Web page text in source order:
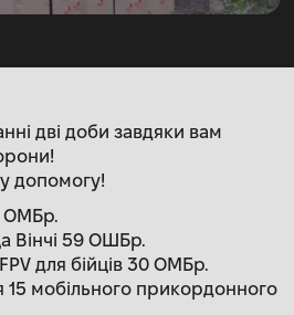
дві доби завдяки вам
допомогу!
ОМБр.
Вінчі 59 ОШБр.
для бійців 30 ОМБр.
15 мобільного прикордонного